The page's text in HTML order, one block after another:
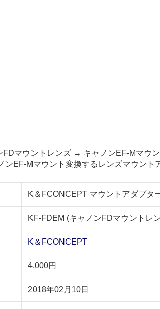
マウントレンズ → キャノンEF-Mマウ
EF-Mマウント変換するレンズマウント
K＆FCONCEPT マウントアダプタ
KF-FDEM (キャノンFDマウントレ
K＆FCONCEPT
4,000円
2018年02月10日